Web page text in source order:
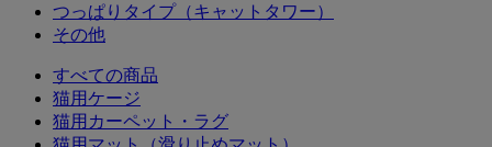
つっぱりタイプ（キャットタワー）
その他
すべての商品
猫用ケージ
猫用カーペット・ラグ